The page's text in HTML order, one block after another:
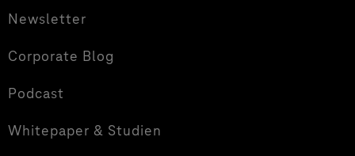
Newsletter
Corporate Blog
Podcast
Whitepaper & Studien